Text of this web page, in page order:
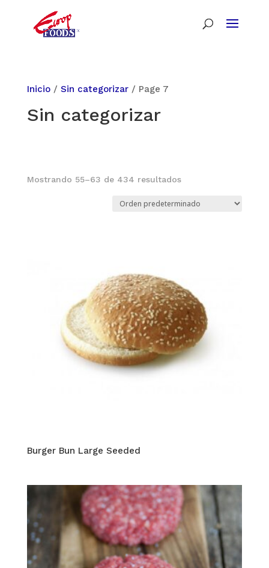
Inicio/ Sin categorizar/ Page 7
Sin categorizar
Mostrando 55–63 de 434 resultados
Burger Bun Large Seeded